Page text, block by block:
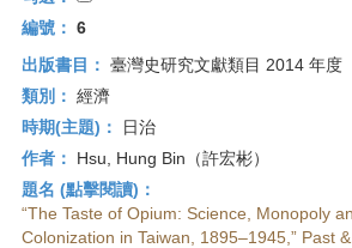
編號： 6
出版書目： 臺灣史研究文獻類目 2014 年度
類別： 經濟
時期(主題)：
日治
作者：
Hsu, Hung Bin（許宏彬）
題名 (點擊閱讀)：
“The Taste of Opium: Science, Monopoly
Colonization in Taiwan, 1895–1945,” Past